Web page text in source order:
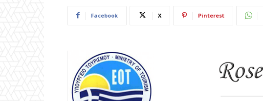
Facebook X Pinterest